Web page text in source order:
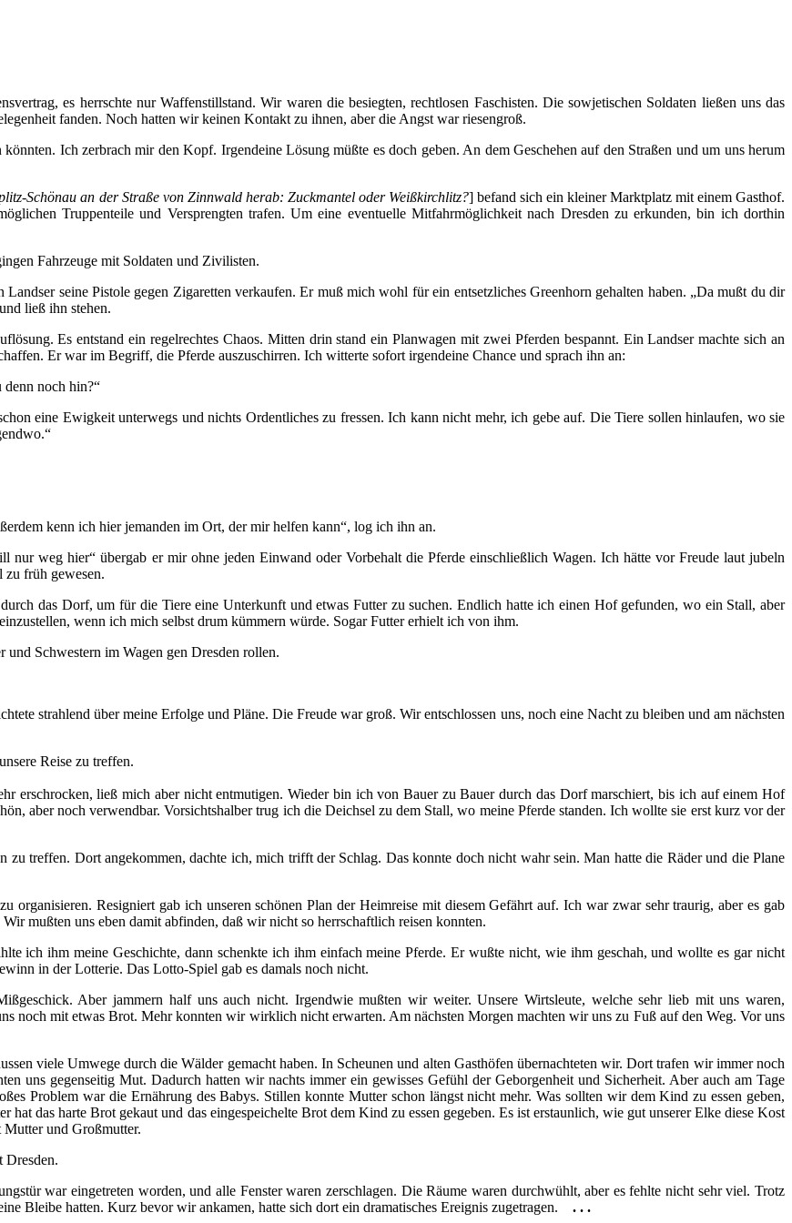
es herrschte nur Waffenstillstand. Wir waren die besiegten, rechtlosen Faschisten. Die sowjetischen Soldaten ließen uns das
fanden. Noch hatten wir keinen Kontakt zu ihnen, aber die Angst war riesengroß.
Ich zerbrach mir den Kopf. Irgendeine Lösung müßte es doch geben. An dem Geschehen auf den Straßen und um uns herum
Schönau an der Straße von Zinnwald herab: Zuckmantel oder Weißkirchlitz?] befand sich ein kleiner Marktplatz mit einem Gasthof.
Truppenteile und Versprengten trafen. Um eine eventuelle Mitfahrmöglichkeit nach Dresden zu erkunden, bin ich dorthin
Fahrzeuge mit Soldaten und Zivilisten.
seine Pistole gegen Zigaretten verkaufen. Er muß mich wohl für ein entsetzliches Greenhorn gehalten haben. „Da mußt du dir
ließ ihn stehen.
Es entstand ein regelrechtes Chaos. Mitten drin stand ein Planwagen mit zwei Pferden bespannt. Ein Landser machte sich an
Er war im Begriff, die Pferde auszuschirren. Ich witterte sofort irgendeine Chance und sprach ihn an:
denn noch hin?“
eine Ewigkeit unterwegs und nichts Ordentliches zu fressen. Ich kann nicht mehr, ich gebe auf. Die Tiere sollen hinlaufen, wo sie
kenn ich hier jemanden im Ort, der mir helfen kann“, log ich ihn an.
weg hier“ übergab er mir ohne jeden Einwand oder Vorbehalt die Pferde einschließlich Wagen. Ich hätte vor Freude laut jubeln
zu früh gewesen.
das Dorf, um für die Tiere eine Unterkunft und etwas Futter zu suchen. Endlich hatte ich einen Hof gefunden, wo ein Stall, aber
wenn ich mich selbst drum kümmern würde. Sogar Futter erhielt ich von ihm.
Schwestern im Wagen gen Dresden rollen.
strahlend über meine Erfolge und Pläne. Die Freude war groß. Wir entschlossen uns, noch eine Nacht zu bleiben und am nächsten
Reise zu treffen.
erschrocken, ließ mich aber nicht entmutigen. Wieder bin ich von Bauer zu Bauer durch das Dorf marschiert, bis ich auf einem Hof
aber noch verwendbar. Vorsichtshalber trug ich die Deichsel zu dem Stall, wo meine Pferde standen. Ich wollte sie erst kurz vor der
treffen. Dort angekommen, dachte ich, mich trifft der Schlag. Das konnte doch nicht wahr sein. Man hatte die Räder und die Plane
organisieren. Resigniert gab ich unseren schönen Plan der Heimreise mit diesem Gefährt auf. Ich war zwar sehr traurig, aber es gab
mußten uns eben damit abfinden, daß wir nicht so herrschaftlich reisen konnten.
ich ihm meine Geschichte, dann schenkte ich ihm einfach meine Pferde. Er wußte nicht, wie ihm geschah, und wollte es gar nicht
in der Lotterie. Das Lotto-Spiel gab es damals noch nicht.
Aber jammern half uns auch nicht. Irgendwie mußten wir weiter. Unsere Wirtsleute, welche sehr lieb mit uns waren,
noch mit etwas Brot. Mehr konnten wir wirklich nicht erwarten. Am nächsten Morgen machten wir uns zu Fuß auf den Weg. Vor uns
viele Umwege durch die Wälder gemacht haben. In Scheunen und alten Gasthöfen übernachteten wir. Dort trafen wir immer noch
uns gegenseitig Mut. Dadurch hatten wir nachts immer ein gewisses Gefühl der Geborgenheit und Sicherheit. Aber auch am Tage
Problem war die Ernährung des Babys. Stillen konnte Mutter schon längst nicht mehr. Was sollten wir dem Kind zu essen geben,
das harte Brot gekaut und das eingespeichelte Brot dem Kind zu essen gegeben. Es ist erstaunlich, wie gut unserer Elke diese Kost
Mutter und Großmutter.
Dresden.
war eingetreten worden, und alle Fenster waren zerschlagen. Die Räume waren durchwühlt, aber es fehlte nicht sehr viel. Trotz
Bleibe hatten. Kurz bevor wir ankamen, hatte sich dort ein dramatisches Ereignis zugetragen.
. . .